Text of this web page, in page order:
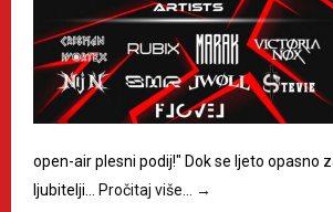
open-air plesni podij!" Dok se ljeto opasno
ljubitelji… Pročitaj više… →